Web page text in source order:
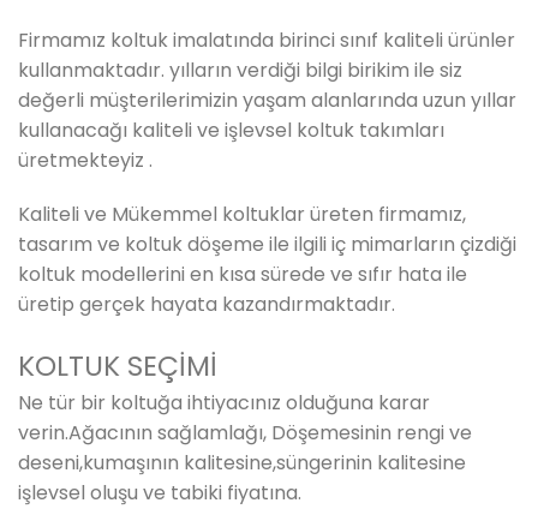
Firmamız koltuk imalatında birinci sınıf kaliteli ürünler
kullanmaktadır. yılların verdiği bilgi birikim ile siz
değerli müşterilerimizin yaşam alanlarında uzun yıllar
kullanacağı kaliteli ve işlevsel koltuk takımları
üretmekteyiz .
Kaliteli ve Mükemmel koltuklar üreten firmamız,
tasarım ve koltuk döşeme ile ilgili iç mimarların çizdiği
koltuk modellerini en kısa sürede ve sıfır hata ile
üretip gerçek hayata kazandırmaktadır.
KOLTUK SEÇİMİ
Ne tür bir koltuğa ihtiyacınız olduğuna karar
verin.Ağacının sağlamlağı, Döşemesinin rengi ve
deseni,kumaşının kalitesine,süngerinin kalitesine
işlevsel oluşu ve tabiki fiyatına.